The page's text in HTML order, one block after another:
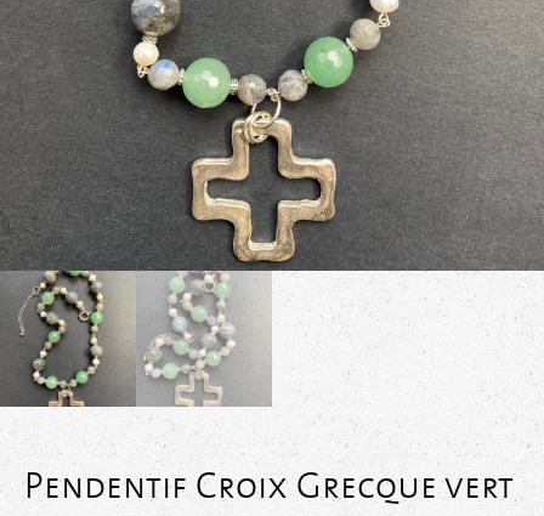
Pendentif Croix Grecque vert